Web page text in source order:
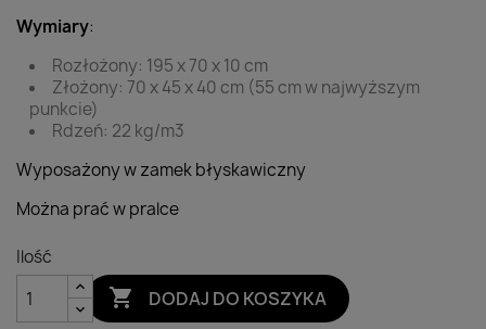
Wymiary:
Rozłożony: 195 x 70 x 10 cm
Złożony: 70 x 45 x 40 cm (55 cm w najwyższym
punkcie)
Rdzeń: 22 kg/m3
Wyposażony w zamek błyskawiczny
Można prać w pralce
Ilość
 DODAJ DO KOSZYKA